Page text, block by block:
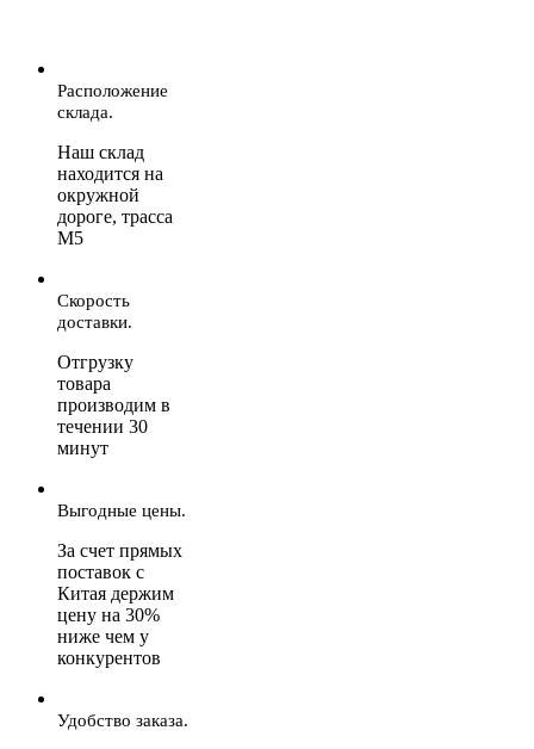
Расположение
склада.
Наш склад
находится на
окружной
дороге, трасса
М5
Скорость
доставки.
Отгрузку
товара
производим в
течении 30
минут
Выгодные цены.
За счет прямых
поставок с
Китая держим
цену на 30%
ниже чем у
конкурентов
Удобство заказа.